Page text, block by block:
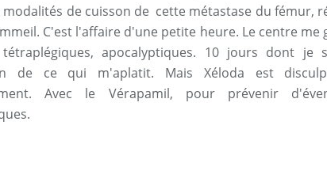
modalités de cuisson de cette métastase du fémur,
C'est l'affaire d'une petite heure. Le centre me
apocalyptiques. 10 jours dont je
de ce qui m'aplatit. Mais Xéloda est
Avec le Vérapamil, pour prévenir